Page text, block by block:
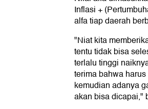
Inflasi +
alfa tiap daerah
"Niat kita
tentu tidak bisa
terlalu tinggi
terima bahwa
kemudian adanya
akan bisa dicapai,"